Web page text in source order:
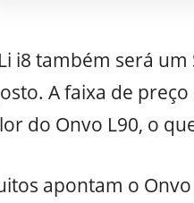
i8 também será
A faixa de
do Onvo L90, o
apontam o